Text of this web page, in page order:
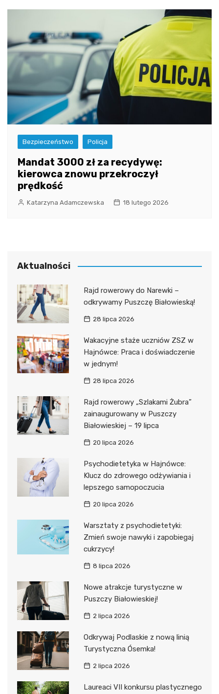
Bezpieczeństwo Policja
Mandat 3000 zł za recydywę:
kierowca znowu przekroczył
prędkość
Katarzyna Adamczewska 18 lutego 2026
Aktualności
Rajd rowerowy do Narewki –
odkrywamy Puszczę Białowieską!
28 lipca 2026
Wakacyjne staże uczniów ZSZ w
Hajnówce: Praca i doświadczenie
w jednym!
28 lipca 2026
Rajd rowerowy „Szlakami Żubra”
zainaugurowany w Puszczy
Białowieskiej – 19 lipca
20 lipca 2026
Psychodietetyka w Hajnówce:
Klucz do zdrowego odżywiania i
lepszego samopoczucia
20 lipca 2026
Warsztaty z psychodietetyki:
Zmień swoje nawyki i zapobiegaj
cukrzycy!
8 lipca 2026
Nowe atrakcje turystyczne w
Puszczy Białowieskiej!
2 lipca 2026
Odkrywaj Podlaskie z nową linią
Turystyczna Ósemka!
2 lipca 2026
Laureaci VII konkursu plastycznego